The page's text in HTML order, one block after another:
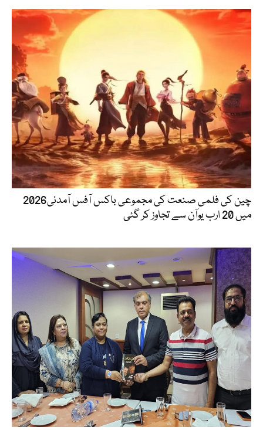
چین کی فلمی صنعت کی مجموعی باکس آفس آمدنی2026
میں 20 ارب یوآن سے تجاوز کر گئی